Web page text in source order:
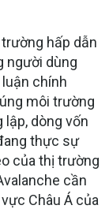
hấp dẫn
người dùng
chính
môi trường
lập, dòng vốn
thực sự
của thị trường
cần
Châu Á của